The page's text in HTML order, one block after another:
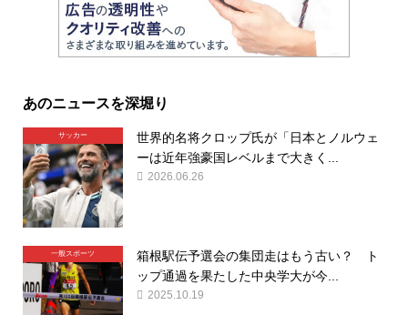
あのニュースを深堀り
サッカー
世界的名将クロップ氏が「日本とノルウェ
ーは近年強豪国レベルまで大きく...
2026.06.26
一般スポーツ
箱根駅伝予選会の集団走はもう古い？ ト
ップ通過を果たした中央学大が今...
2025.10.19